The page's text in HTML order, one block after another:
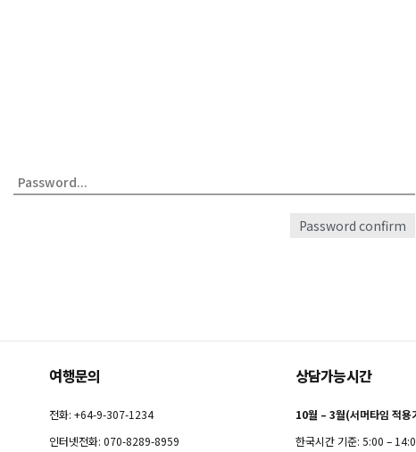
Password confirm
여행문의
전화: +64-9-307-1234
인터넷전화: 070-8289-8959
상담가능시간
10월 – 3월(서머타임 적용
한국시간 기준: 5:00 –